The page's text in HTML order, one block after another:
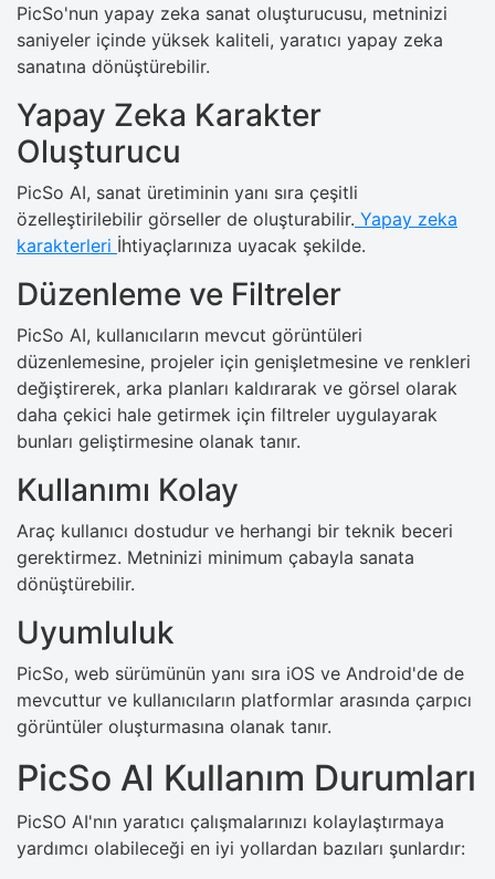
PicSo'nun yapay zeka sanat oluşturucusu, metninizi
saniyeler içinde yüksek kaliteli, yaratıcı yapay zeka
sanatına dönüştürebilir.
Yapay Zeka Karakter
Oluşturucu
PicSo AI, sanat üretiminin yanı sıra çeşitli
özelleştirilebilir görseller de oluşturabilir. Yapay zeka
karakterleri İhtiyaçlarınıza uyacak şekilde.
Düzenleme ve Filtreler
PicSo AI, kullanıcıların mevcut görüntüleri
düzenlemesine, projeler için genişletmesine ve renkleri
değiştirerek, arka planları kaldırarak ve görsel olarak
daha çekici hale getirmek için filtreler uygulayarak
bunları geliştirmesine olanak tanır.
Kullanımı Kolay
Araç kullanıcı dostudur ve herhangi bir teknik beceri
gerektirmez. Metninizi minimum çabayla sanata
dönüştürebilir.
Uyumluluk
PicSo, web sürümünün yanı sıra iOS ve Android'de de
mevcuttur ve kullanıcıların platformlar arasında çarpıcı
görüntüler oluşturmasına olanak tanır.
PicSo AI Kullanım Durumları
PicSO AI'nın yaratıcı çalışmalarınızı kolaylaştırmaya
yardımcı olabileceği en iyi yollardan bazıları şunlardır: